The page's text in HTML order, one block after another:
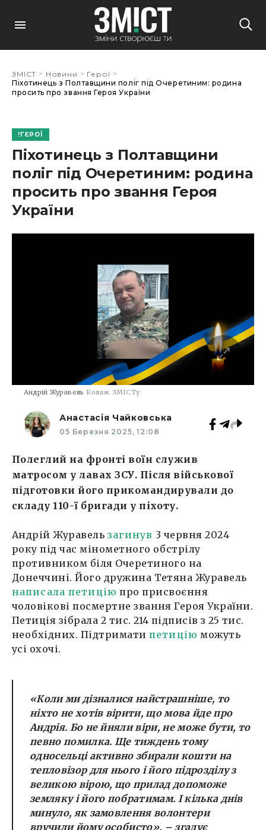
ЗМІСТ > Новини > Герої >
Піхотинець з Полтавщини поліг під Очеретиним: родина
просить про звання Героя України
ГЕРОЇ
Піхотинець з Полтавщини
поліг під Очеретиним: родина
просить про звання Героя
України
Андрій Журавель Колаж ЗМІСТу
Анастасія Чайковська
05 Березня 2025, 12:08
Полеглий на фронті воїн служив
матросом у лавах ЗСУ. Після військової
підготовки його прикомандирували до
складу 110-ї бригади у піхоту.
Андрій Журавель загинув 3 червня 2024
року під час мінометного обстрілу
противником біля Очеретиного на
Донеччині. Його дружина Тетяна Журавель
написала петицію про присвоєння
чоловікові посмертне звання Героя України.
Петиція зібрала 2 тис. 214 підписів з 25 тис.
необхідних. Підтриматипетицію можуть
усі охочі.
«Коли ми дізналися найстрашніше, то
ніхто не хотів вірити, що мова йде про
Андрія. Бо не йняли віри, не може бути, то
певно помилка. Ще тиждень тому
односельці активно збирали кошти на
тепловізор для нього і його підрозділу з
великою вірою, що прилад допоможе
земляку і його побратимам. І кілька днів
минуло, як замовлення волонтери
вручили йому особисто», – згадує